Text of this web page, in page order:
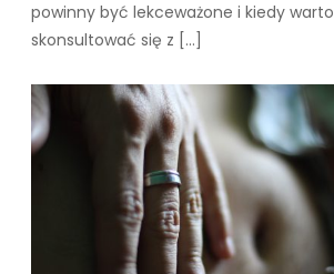
powinny być lekceważone i kiedy warto
skonsultować się z […]